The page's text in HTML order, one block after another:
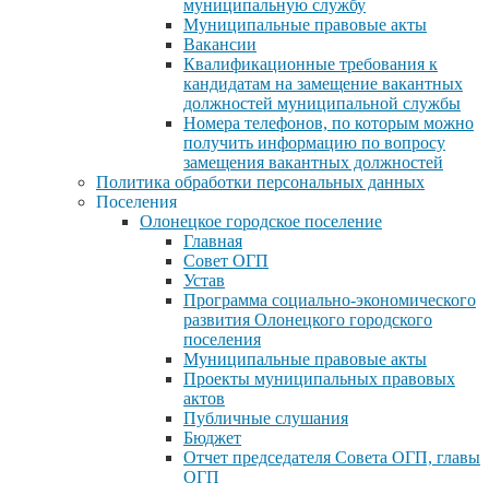
муниципальную службу
Муниципальные правовые акты
Вакансии
Квалификационные требования к
кандидатам на замещение вакантных
должностей муниципальной службы
Номера телефонов, по которым можно
получить информацию по вопросу
замещения вакантных должностей
Политика обработки персональных данных
Поселения
Олонецкое городское поселение
Главная
Совет ОГП
Устав
Программа социально-экономического
развития Олонецкого городского
поселения
Муниципальные правовые акты
Проекты муниципальных правовых
актов
Публичные слушания
Бюджет
Отчет председателя Совета ОГП, главы
ОГП